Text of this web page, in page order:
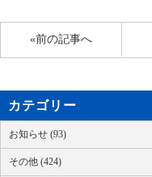
«前の記事へ
カテゴリー
お知らせ (93)
その他 (424)